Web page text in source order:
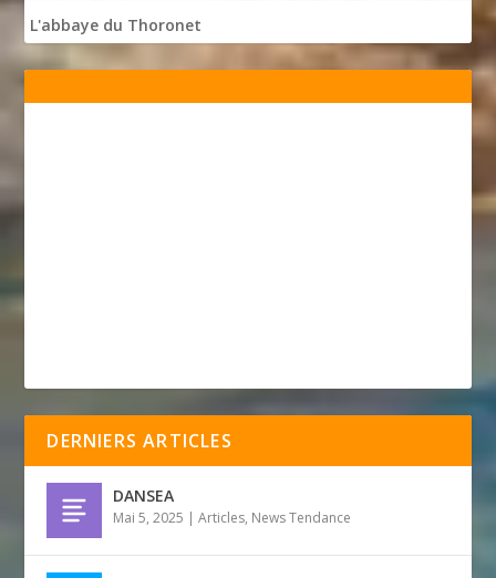
L'abbaye du Thoronet
DERNIERS ARTICLES
DANSEA
Mai 5, 2025 |Articles, News Tendance